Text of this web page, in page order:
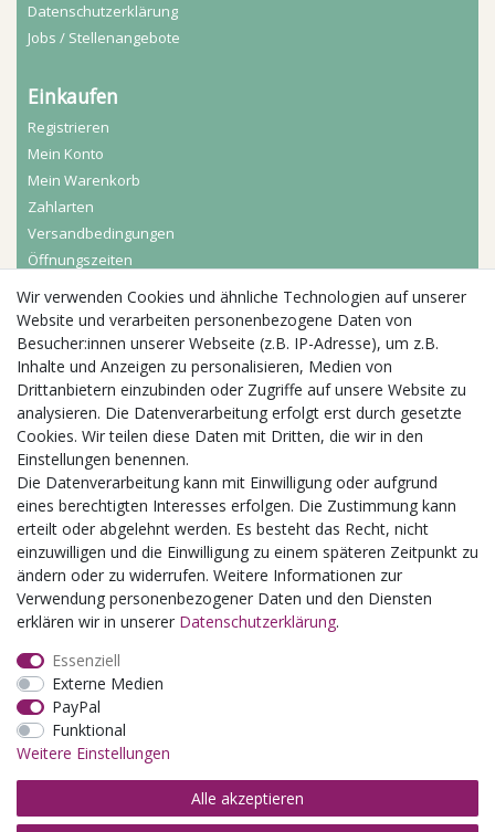
Daten­schutz­erklärung
Jobs / Stellenangebote
Einkaufen
Registrieren
Mein Konto
Mein Warenkorb
Zahlarten
Versandbedingungen
Öffnungszeiten
Aktuelles
Busgruppen
Kindergeburtstage
Kindergartenausflug
Schulklassenausflug
Zwillingsrabatt
Wir verwenden Cookies und ähnliche Technologien auf unserer
Website und verarbeiten personenbezogene Daten von
Besucher:innen unserer Webseite (z.B. IP-Adresse), um z.B.
Inhalte und Anzeigen zu personalisieren, Medien von
Drittanbietern einzubinden oder Zugriffe auf unsere Website zu
analysieren. Die Datenverarbeitung erfolgt erst durch gesetzte
Cookies. Wir teilen diese Daten mit Dritten, die wir in den
Einstellungen benennen.
Die Datenverarbeitung kann mit Einwilligung oder aufgrund
eines berechtigten Interesses erfolgen. Die Zustimmung kann
erteilt oder abgelehnt werden. Es besteht das Recht, nicht
einzuwilligen und die Einwilligung zu einem späteren Zeitpunkt zu
ändern oder zu widerrufen. Weitere Informationen zur
Verwendung personenbezogener Daten und den Diensten
erklären wir in unserer Daten­schutz­erklärung.
Essenziell
Externe Medien
PayPal
Funktional
Weitere Einstellungen
Alle akzeptieren